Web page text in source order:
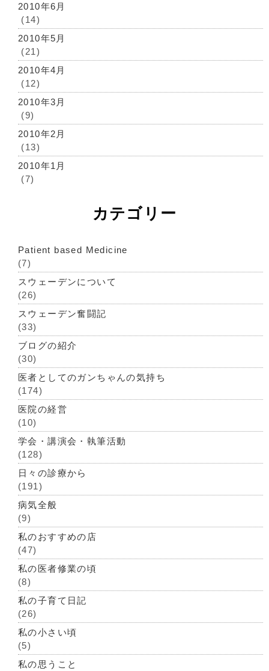
2010年6月
(14)
2010年5月
(21)
2010年4月
(12)
2010年3月
(9)
2010年2月
(13)
2010年1月
(7)
カテゴリー
Patient based Medicine
(7)
スウェーデンについて
(26)
スウェーデン奮闘記
(33)
ブログの紹介
(30)
医者としてのガンちゃんの気持ち
(174)
医院の経営
(10)
学会・講演会・執筆活動
(128)
日々の診療から
(191)
病気全般
(9)
私のおすすめの店
(47)
私の医者修業の頃
(8)
私の子育て日記
(26)
私の小さい頃
(5)
私の思うこと